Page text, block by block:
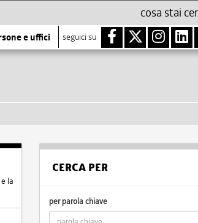
e uffici seguici su
la
CERCA PER
per parola chiave